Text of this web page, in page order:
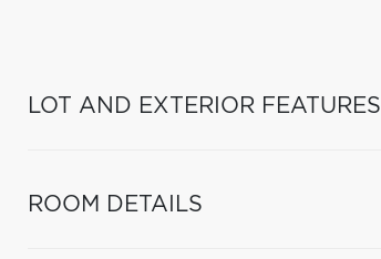
LOT AND EXTERIOR FEATURES
ROOM DETAILS